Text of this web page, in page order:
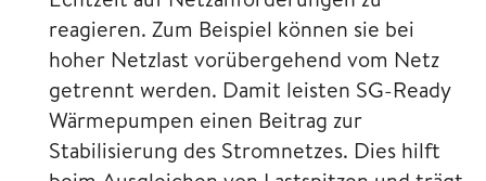
reagieren. Zum Beispiel können sie bei
hoher Netzlast vorübergehend vom Netz
getrennt werden. Damit leisten SG-Ready
Wärmepumpen einen Beitrag zur
Stabilisierung des Stromnetzes. Dies hilft